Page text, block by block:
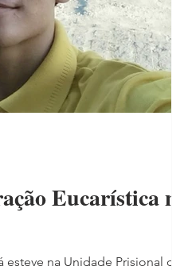
Eucarística na
na Unidade Prisional de